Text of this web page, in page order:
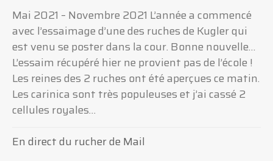
Mai 2021 – Novembre 2021 L’année a commencé
avec l’essaimage d’une des ruches de Kugler qui
est venu se poster dans la cour. Bonne nouvelle…
L’essaim récupéré hier ne provient pas de l’école !
Les reines des 2 ruches ont été aperçues ce matin.
Les carinica sont très populeuses et j’ai cassé 2
cellules royales…
En direct du rucher de Mail